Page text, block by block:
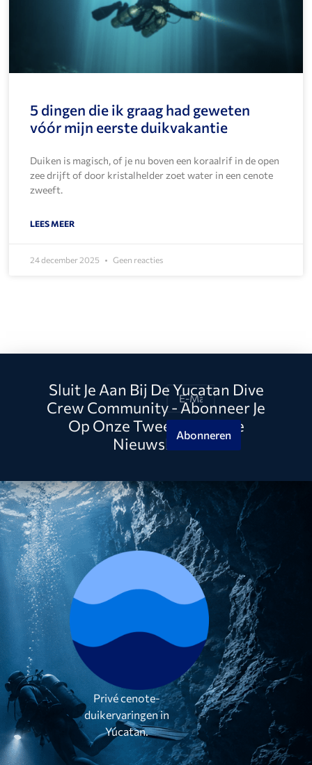
5 dingen die ik graag had geweten
vóór mijn eerste duikvakantie
Duiken is magisch, of je nu boven een koraalrif in de open
zee drijft of door kristalhelder zoet water in een cenote
zweeft.
LEES MEER
24 december 2025 Geen reacties
Sluit Je Aan Bij De Yucatan Dive
Crew Community - Abonneer Je
Op Onze Tweewekelijkse
NieuwsbriefAbonneren
Privé cenote-
duikervaringen in
Yúcatan.